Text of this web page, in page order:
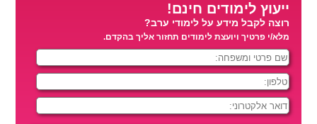
ייעוץ לימודים חינם!
רוצה לקבל מידע על לימודי ערב?
מלא/י פרטיך ויועצת לימודים תחזור אליך בהקדם.